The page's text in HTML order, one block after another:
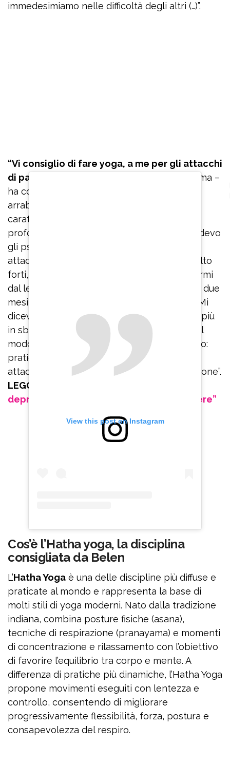
immedesimiamo nelle difficoltà degli altri (…)”.
“Vi consiglio di fare yoga, a me per gli attacchi
di panico
è servito veramente tanto, mi calma –
ha confidato – Se ho paura o inizio ad
arrabbiarmi per qualcosa perché ho un
caratterino non molto facile, inspiro
profondamente. Quando stavo male e prendevo
gli psicofarmaci, quando mi arrivavano gli
attacchi di panico che erano veramente molto
forti, ero immobilizzata, non riuscivo ad alzarmi
dal letto e ad uscire dalla stanza. Sono stata due
mesi rinchiusa in casa, con le tende chiuse. Mi
dicevano: ‘Respira’. Io ci provavo ma andavo più
in sbatti. Invece bisogna imparare a farlo nel
modo corretto. Quindi rinnovo il mio consiglio:
praticate Hatha yoga se volete uscire dagli
attacchi di panico che portano alla depressione”.
LEGGI ANCHE:
depressione: “Sono sparita per sopravvivere”
View this post on Instagram
Cos’è l’Hatha yoga, la disciplina
consigliata da Belen
L’Hatha Yoga è una delle discipline più diffuse e
praticate al mondo e rappresenta la base di
molti stili di yoga moderni. Nato dalla tradizione
indiana, combina posture fisiche (asana),
tecniche di respirazione (pranayama) e momenti
di concentrazione e rilassamento con l’obiettivo
di favorire l’equilibrio tra corpo e mente. A
differenza di pratiche più dinamiche, l’Hatha Yoga
propone movimenti eseguiti con lentezza e
controllo, consentendo di migliorare
progressivamente flessibilità, forza, postura e
consapevolezza del respiro.